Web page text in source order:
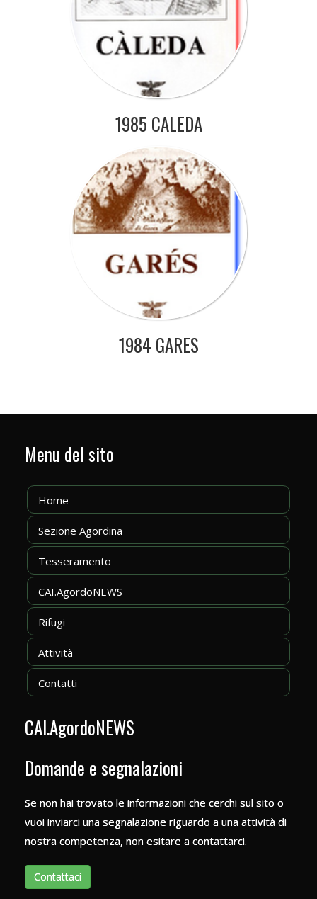
1985 CALEDA
1984 GARES
Menu del sito
Home
Sezione Agordina
Tesseramento
CAI.AgordoNEWS
Rifugi
Attività
Contatti
CAI.AgordoNEWS
Domande e segnalazioni
Se non hai trovato le informazioni che cerchi sul sito o
vuoi inviarci una segnalazione riguardo a una attività di
nostra competenza, non esitare a contattarci.
Contattaci